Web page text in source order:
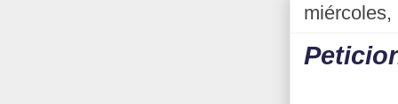
miércoles,